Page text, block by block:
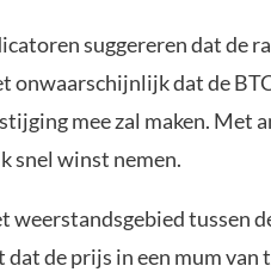
suggereren dat de
onwaarschijnlijk dat de
mee zal maken. Met
snel winst nemen.
weerstandsgebied tussen
dat de prijs in een mum